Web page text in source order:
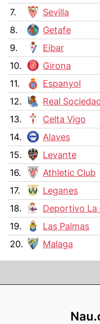
7.
Sevilla
8.
Getafe
9.
Eibar
10.
Girona
11.
Espanyol
12.
Real
13.
Celta Vigo
14.
Alaves
15.
Levante
16.
Athletic Club
17.
Leganes
18.
Deportivo La
19.
Las Palmas
20.
Malaga